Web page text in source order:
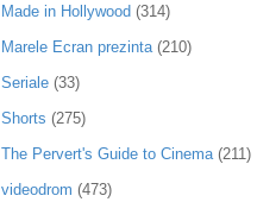
Made in Hollywood (314)
Marele Ecran prezinta (210)
Seriale (33)
Shorts (275)
The Pervert's Guide to Cinema (211)
videodrom (473)